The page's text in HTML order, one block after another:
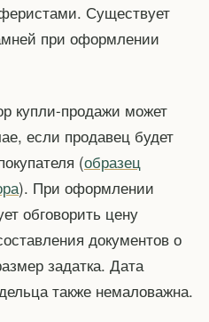
Существует
при оформлении
купли-продажи может
если продавец будет
(образец
). При оформлении
обговорить цену
документов о
задатка. Дата
также немаловажна.